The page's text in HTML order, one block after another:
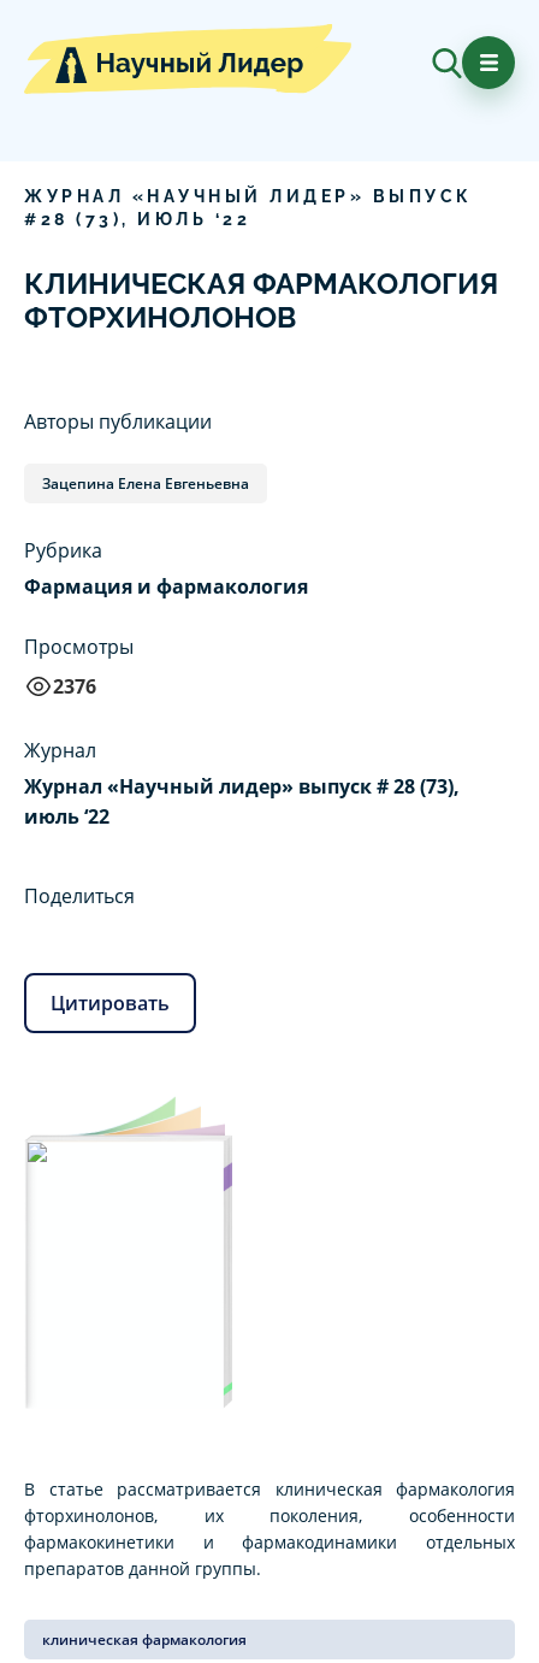
ЖУРНАЛ «НАУЧНЫЙ ЛИДЕР» ВЫПУСК
# 28 ( 73 ), ИЮЛЬ ‘22
КЛИНИЧЕСКАЯ ФАРМАКОЛОГИЯ
ФТОРХИНОЛОНОВ
Авторы публикации
Зацепина Елена Евгеньевна
Рубрика
Фармация и фармакология
Просмотры
2376
Журнал
Журнал «Научный лидер» выпуск # 28 (73),
июль ‘22
Поделиться
Цитировать
В статье рассматривается клиническая фармакология
фторхинолонов, их поколения, особенности
фармакокинетики и фармакодинамики отдельных
препаратов данной группы.
клиническая фармакология